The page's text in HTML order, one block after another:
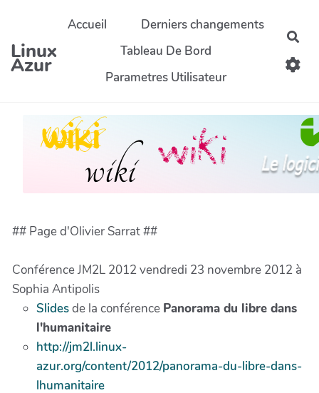
Aller au contenu principal
Linux
Azur
Accueil
Derniers changements
Tableau De Bord
Parametres Utilisateur
## Page d'Olivier Sarrat ##
Conférence JM2L 2012 vendredi 23 novembre 2012 à
Sophia Antipolis
Slidesde la conférence Panorama du libre dans
l'humanitaire
http://jm2l.linux-
azur.org/content/2012/panorama-du-libre-dans-
lhumanitaire